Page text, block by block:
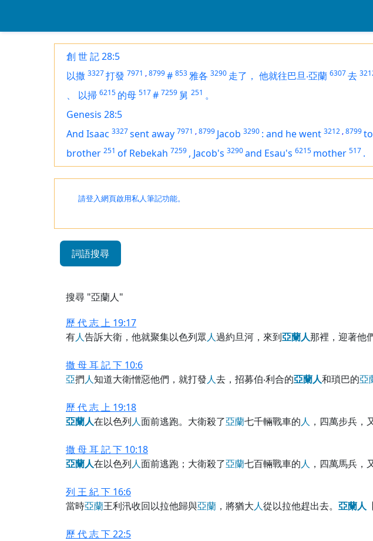
創 世 記 28:5
以撒 3327打發 7971 ,8799# 853雅各 3290 走了， 他就往巴旦‧亞蘭 6307去
、 以掃 6215 的母 517# 7259 舅 251 。
Genesis 28:5
And Isaac 3327sent away 7971 ,8799 Jacob 3290 : and he went 3212 ,8799
brother 251 of Rebekah 7259 , Jacob's 3290and Esau's 6215 mother 517 .
請登入網頁啟用私人筆記功能。
詞語搜尋
搜尋 "亞蘭人"
歷 代 志 上 19:17
有人告訴大衛，他就聚集以色列眾人過約旦河，來到亞蘭人那裡，迎著他
撒 母 耳 記 下 10:6
亞捫人知道大衛憎惡他們，就打發人去，招募伯‧利合的亞蘭人和瑣巴的亞
歷 代 志 上 19:18
亞蘭人在以色列人面前逃跑。大衛殺了亞蘭七千輛戰車的人 ，四萬步兵，
撒 母 耳 記 下 10:18
亞蘭人在以色列人面前逃跑；大衛殺了亞蘭七百輛戰車的人 ，四萬馬兵，
列 王 紀 下 16:6
當時亞蘭王利汛收回以拉他歸與亞蘭 ，將猶大人從以拉他趕出去。 亞蘭人
歷 代 志 下 22:5